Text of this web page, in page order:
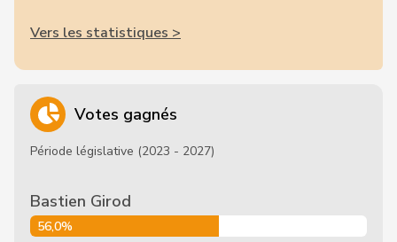
Vers les statistiques >
Votes gagnés
Période législative (2023 - 2027)
Bastien Girod
56,0%